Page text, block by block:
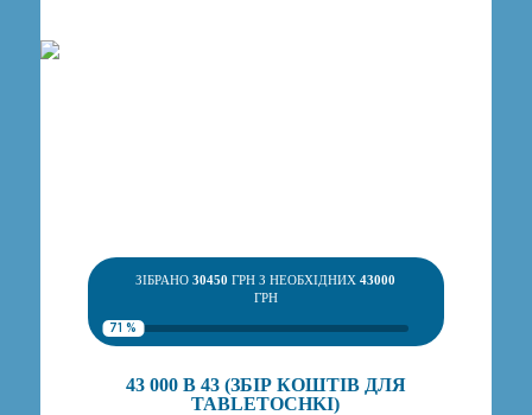
ЗІБРАНО30450 ГРН З НЕОБХІДНИХ43000
ГРН
71 %
43 000 В 43 (ЗБІР КОШТІВ ДЛЯ
TABLETOCHKI)